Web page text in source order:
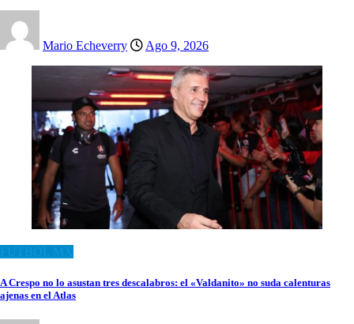
Mario Echeverry Ago 9, 2026
A Crespo no lo asustan tres descalabros: el «Valdanito» no suda calenturas
ajenas en el Atlas